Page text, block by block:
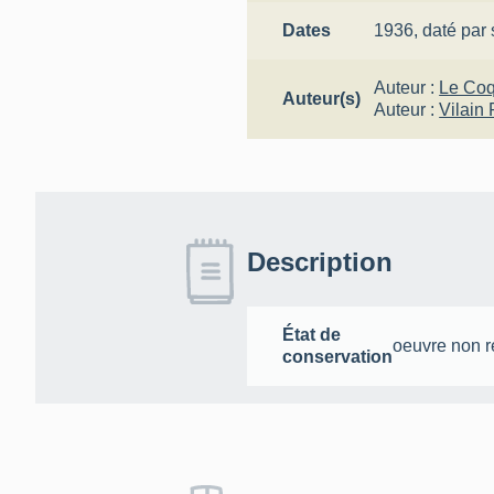
Dates 1936,daté par
Auteur(s)
Auteur : Le
Auteur :Vilain
Description
État de
conservation
oeuvre non